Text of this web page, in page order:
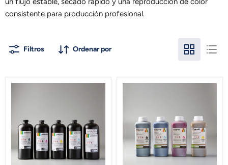
consistente para producción profesional.
Filtros Ordenar por